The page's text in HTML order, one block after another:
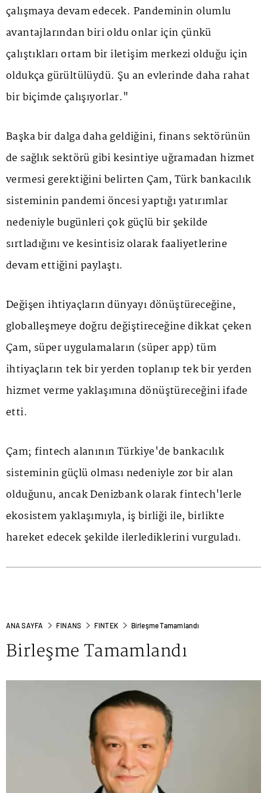
çalışmaya devam edecek. Pandeminin olumlu
avantajlarından biri oldu onlar için çünkü
çalıştıkları ortam bir iletişim merkezi olduğu için
oldukça gürültülüydü. Şu an evlerinde daha rahat
bir biçimde çalışıyorlar."
Başka bir dalga daha geldiğini, finans sektörünün
de sağlık sektörü gibi kesintiye uğramadan hizmet
vermesi gerektiğini belirten Çam, Türk bankacılık
sisteminin pandemi öncesi yaptığı yatırımlar
nedeniyle bugünleri çok güçlü bir şekilde
sırtladığını ve kesintisiz olarak faaliyetlerine
devam ettiğini paylaştı.
Değişen ihtiyaçların dünyayı dönüştüreceğine,
globalleşmeye doğru değiştireceğine dikkat çeken
Çam, süper uygulamaların (süper app) tüm
ihtiyaçların tek bir yerden toplanıp tek bir yerden
hizmet verme yaklaşımına dönüştüreceğini ifade
etti.
Çam; fintech alanının Türkiye'de bankacılık
sisteminin güçlü olması nedeniyle zor bir alan
olduğunu, ancak Denizbank olarak fintech'lerle
ekosistem yaklaşımıyla, iş birliği ile, birlikte
hareket edecek şekilde ilerlediklerini vurguladı.
ANA SAYFA FINANS FINTEK Birleşme Tamamlandı
Birleşme Tamamlandı